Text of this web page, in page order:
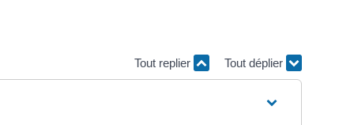
Tout replier Tout déplier